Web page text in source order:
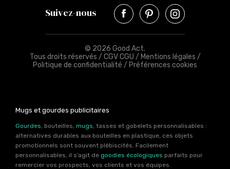
Suivez-nous
© 2026 Good Act.
Tous droits réservés / CGV CGU / Mentions légales /
Politique de confidentialité / Préférences cookies
Mugs et gourdes publicitaires
Gourdes , bouteilles, mugs , tasses et gobelets personnalisables :
alternatives durables aux bouteilles en plastique, ces objets
promotionnels sont souvent plébiscités. Facilement
personnalisables, il s’agit de goodies écologiques parfaits pour
remercier vos prospects, vos clients et vos équipes.